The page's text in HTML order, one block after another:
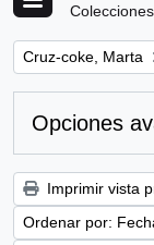
Colecciones
Remove filter:
Cruz-coke, Marta
Opciones
Imprimir vista
Ordenar por: